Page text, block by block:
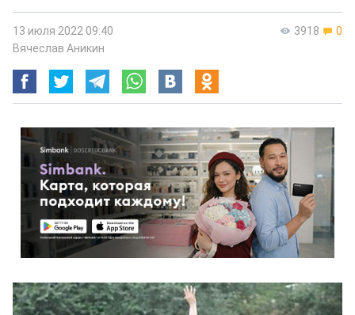
3918 0
13 июля 2022 09:40
Вячеслав Аникин